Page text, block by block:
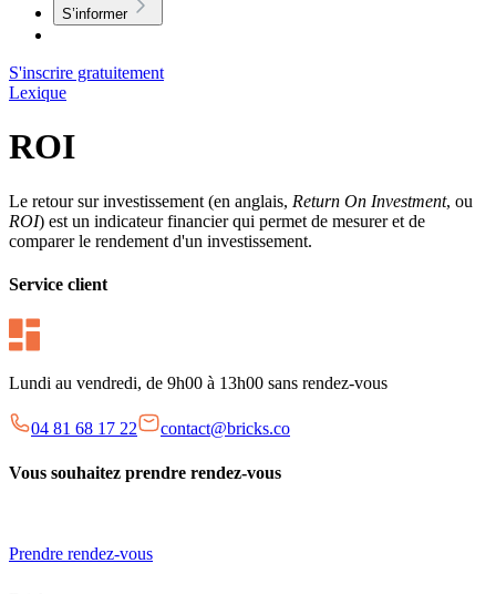
S’informer
S'inscrire gratuitement
Lexique
ROI
Le retour sur investissement (en anglais, Return On Investment, ou
ROI) est un indicateur financier qui permet de mesurer et de
comparer le rendement d'un investissement.
Service client
Lundi au vendredi, de 9h00 à 13h00 sans rendez-vous
04 81 68 17 22 contact@bricks.co
Vous souhaitez prendre rendez-vous
Prendre rendez-vous